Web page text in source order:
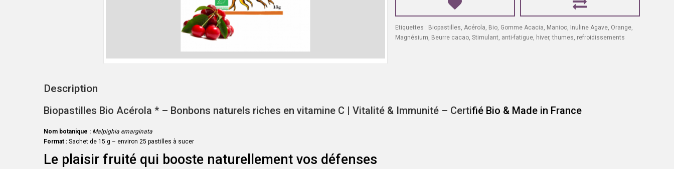
Etiquettes : Biopastilles, Acérola, Bio, Gomme Acacia, Manioc, Inuline Agave, Orange,
Magnésium, Beurre cacao, Stimulant, anti-fatigue, hiver,thumes, refroidissements
Description
Biopastilles Bio Acérola * – Bonbons naturels riches en vitamine C | Vitalité & Immunité – Certifié Bio & Made in France
Nom botanique : Malpighia emarginata
Format : Sachet de 15 g – environ 25 pastilles à sucer
Le plaisir fruité qui booste naturellement vos défenses